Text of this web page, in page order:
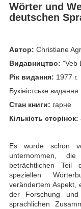
Wörter und
deutschen
Автор: Christiane
Видавництво: "Veb
Рік видання: 1977 г.
Букіністське видання
Стан книги: гарне
Кількість сторінок:
Es wurde schon
unternommen, die
beträchtlichen Teil
speziellen
verändertem Aspekt,
der Forschung
sprachlichen